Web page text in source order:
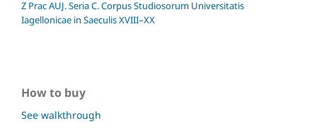
Z Prac AUJ. Seria C. Corpus Studiosorum Universitatis
Iagellonicae in Saeculis XVIII–XX
How to buy
See walkthrough